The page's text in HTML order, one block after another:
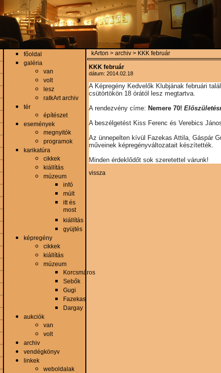
főoldal
galéria
van
volt
lesz
ratkArt archiv
tér
építészet
események
megnyitók
programok
karikatúra
cikkek
kiállítás
múzeum
infó
múlt
itt és
most
kiállítás
gyüjtés
képregény
cikkek
kiállítás
múzeum
Korcsmáros
Sebők
Gugi
Fazekas
Dargay
aukciók
van
volt
archiv
vendégkönyv
linkek
weboldalak
kArton > archiv > KKK február
KKK február
dátum: 2014.02.18
A Képregény Kedvelők Klubjának februári
csütörtökön 18 órától lesz megtartva.
A rendezvény címe: Nemere 70!
A beszélgetést Kiss Ferenc és Verebics
Az ünnepelten kívül Fazekas Attila, Gáspár
műveinek képregényváltozatait készítették.
Minden érdeklődőt sok szeretettel várunk!
vissza